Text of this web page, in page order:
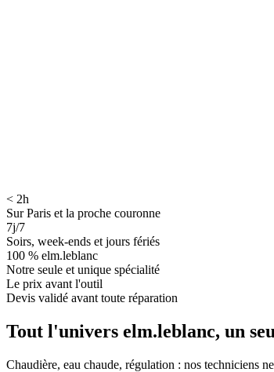
< 2h
Sur Paris et la proche couronne
7j/7
Soirs, week-ends et jours fériés
100 % elm.leblanc
Notre seule et unique spécialité
Le prix avant l'outil
Devis validé avant toute réparation
Tout l'univers elm.leblanc, un
Chaudière, eau chaude, régulation : nos techniciens